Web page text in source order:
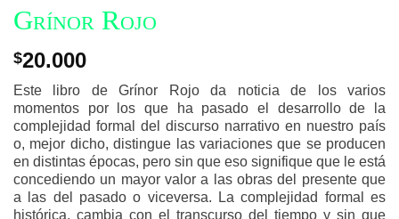
Grínor Rojo
$20.000
Este libro de Grínor Rojo da noticia de los varios
momentos por los que ha pasado el desarrollo de la
complejidad formal del discurso narrativo en nuestro país
o, mejor dicho, distingue las variaciones que se producen
en distintas épocas, pero sin que eso signifique que le está
concediendo un mayor valor a las obras del presente que
a las del pasado o viceversa. La complejidad formal es
histórica, cambia con el transcurso del tiempo y sin que